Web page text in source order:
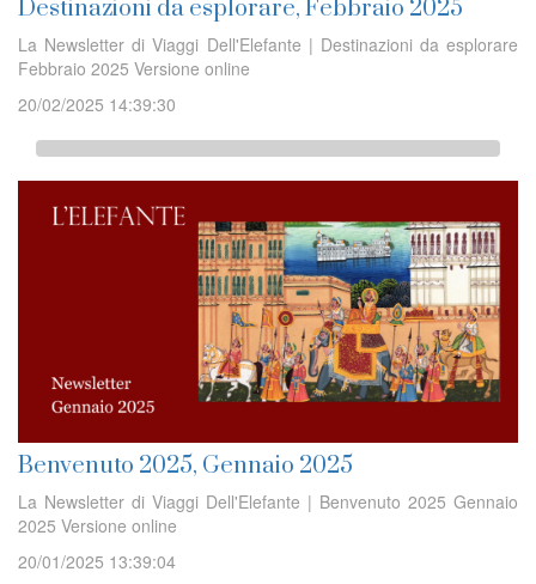
Destinazioni da esplorare, Febbraio 2025
La Newsletter di Viaggi Dell'Elefante | Destinazioni da esplorare
Febbraio 2025 Versione online
20/02/2025 14:39:30
Benvenuto 2025, Gennaio 2025
La Newsletter di Viaggi Dell'Elefante | Benvenuto 2025 Gennaio
2025 Versione online
20/01/2025 13:39:04